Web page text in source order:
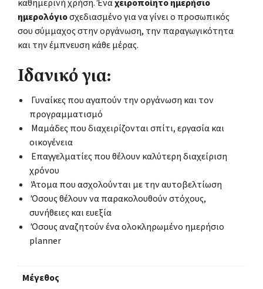
καθημερινή χρήση. Έναχειροποίητο ημερήσιο
ημερολόγιοσχεδιασμένο για να γίνει ο προσωπικός
σου σύμμαχος στην οργάνωση, την παραγωγικότητα
και την έμπνευση κάθε μέρας.
Ιδανικό για:
Γυναίκες που αγαπούν την οργάνωση και τον
προγραμματισμό
Μαμάδες που διαχειρίζονται σπίτι, εργασία και
οικογένεια
Επαγγελματίες που θέλουν καλύτερη διαχείριση
χρόνου
Άτομα που ασχολούνται με την αυτοβελτίωση
Όσους θέλουν να παρακολουθούν στόχους,
συνήθειες και ευεξία
Όσους αναζητούν ένα ολοκληρωμένο ημερήσιο
planner
Μέγεθος